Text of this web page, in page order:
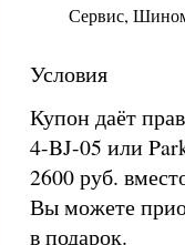
Сервис,
Условия
Купон даёт
4-BJ-05 или
2600 руб.
Вы можете
в подарок.